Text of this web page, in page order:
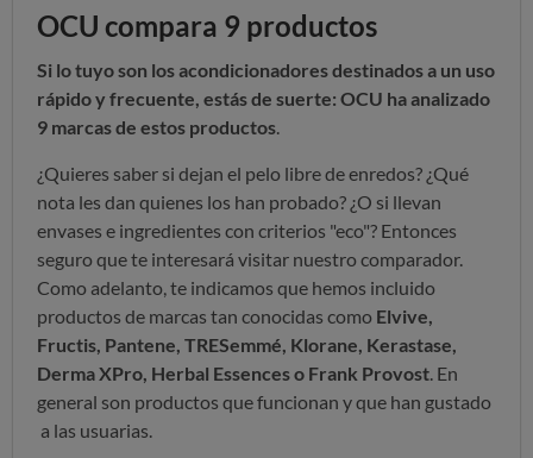
OCU compara 9 productos
Si lo tuyo son los acondicionadores destinados a un uso
rápido y frecuente, estás de suerte: OCU ha analizado
9 marcas de estos productos
¿Quieres saber si dejan el pelo libre de enredos? ¿Qué
nota les dan quienes los han probado? ¿O si llevan
envases e ingredientes con criterios "eco"? Entonces
seguro que te interesará visitar nuestro comparador.
Como adelanto, te indicamos que hemos incluido
productos de marcas tan conocidas como Elvive,
Fructis, Pantene, TRESemmé, Klorane, Kerastase,
Derma XPro, Herbal Essences o Frank Provost . En
general son productos que funcionan y que han gustado
a las usuarias.